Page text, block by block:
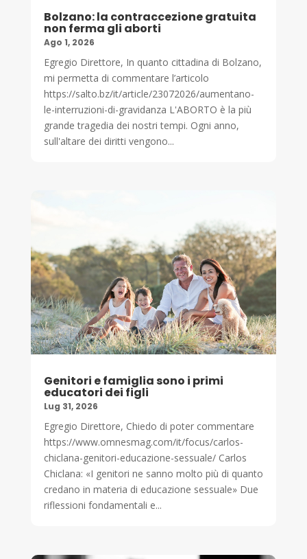
Bolzano: la contraccezione gratuita
non ferma gli aborti
Ago 1, 2026
Egregio Direttore, In quanto cittadina di Bolzano,
mi permetta di commentare l’articolo
https://salto.bz/it/article/23072026/aumentano-
le-interruzioni-di-gravidanza L'ABORTO è la più
grande tragedia dei nostri tempi. Ogni anno,
sull'altare dei diritti vengono...
Genitori e famiglia sono i primi
educatori dei figli
Lug 31, 2026
Egregio Direttore, Chiedo di poter commentare
https://www.omnesmag.com/it/focus/carlos-
chiclana-genitori-educazione-sessuale/ Carlos
Chiclana: «I genitori ne sanno molto più di quanto
credano in materia di educazione sessuale» Due
riflessioni fondamentali e...